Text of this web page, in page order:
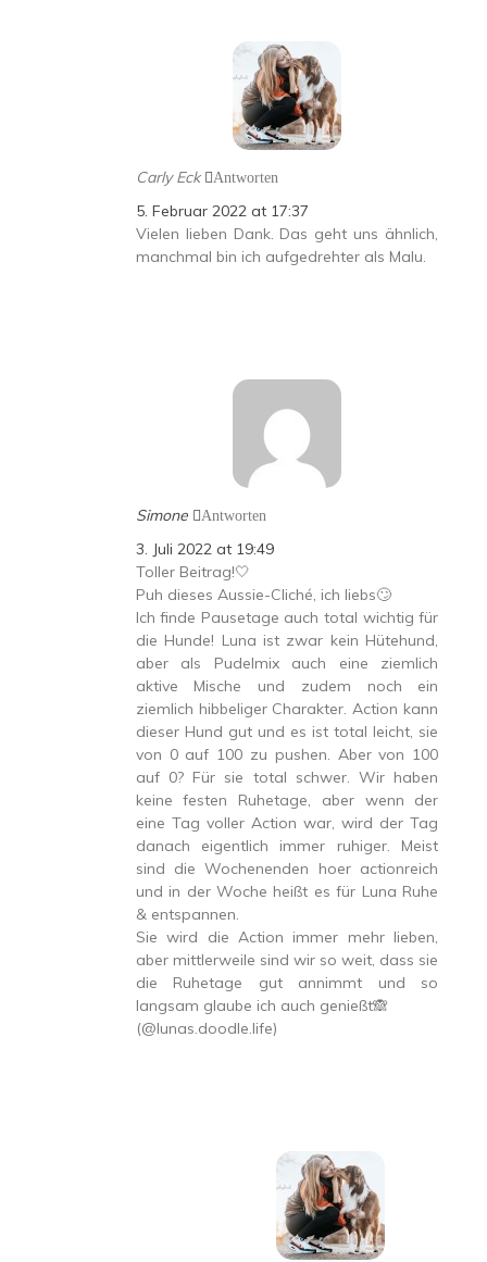
Carly Eck Antworten
5. Februar 2022 at 17:37
Vielen lieben Dank. Das geht uns ähnlich,
manchmal bin ich aufgedrehter als Malu.
Simone Antworten
3. Juli 2022 at 19:49
Toller Beitrag!🤍
Puh dieses Aussie-Cliché, ich liebs🙄
Ich finde Pausetage auch total wichtig für
die Hunde! Luna ist zwar kein Hütehund,
aber als Pudelmix auch eine ziemlich
aktive Mische und zudem noch ein
ziemlich hibbeliger Charakter. Action kann
dieser Hund gut und es ist total leicht, sie
von 0 auf 100 zu pushen. Aber von 100
auf 0? Für sie total schwer. Wir haben
keine festen Ruhetage, aber wenn der
eine Tag voller Action war, wird der Tag
danach eigentlich immer ruhiger. Meist
sind die Wochenenden hoer actionreich
und in der Woche heißt es für Luna Ruhe
& entspannen.
Sie wird die Action immer mehr lieben,
aber mittlerweile sind wir so weit, dass sie
die Ruhetage gut annimmt und so
langsam glaube ich auch genießt🙈
(@lunas.doodle.life)